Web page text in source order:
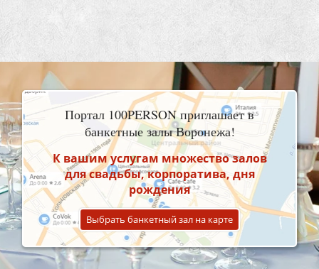
Портал 100PERSON приглашает в
банкетные залы Воронежа!
К вашим услугам множество залов
для свадьбы, корпоратива, дня
рождения
Выбрать банкетный зал на карте